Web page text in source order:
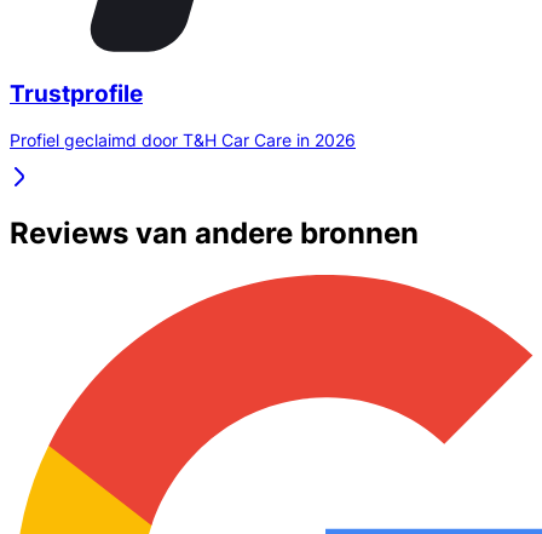
Trustprofile
Profiel geclaimd door T&H Car Care in 2026
Reviews van andere bronnen